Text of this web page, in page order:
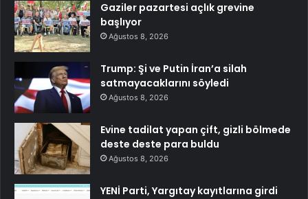
Gaziler pazartesi açlık grevine
başlıyor
Ağustos 8, 2026
Trump: Şi ve Putin İran’a silah
satmayacaklarını söyledi
Ağustos 8, 2026
Evine tadilat yapan çift, gizli bölmede
deste deste para buldu
Ağustos 8, 2026
YENİ Parti, Yargıtay kayıtlarına girdi